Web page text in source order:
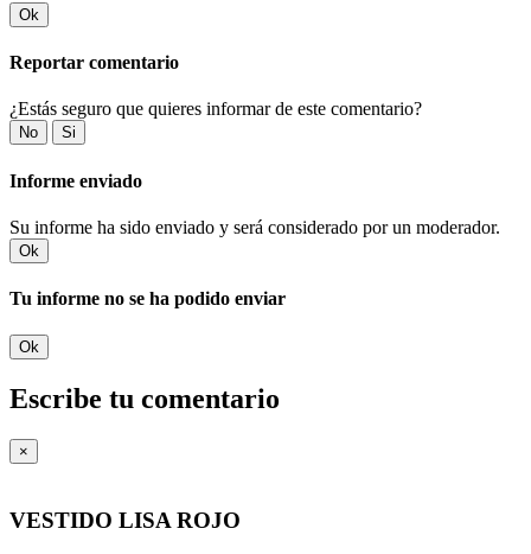
Ok
Reportar comentario
¿Estás seguro que quieres informar de este comentario?
No Si
Informe enviado
Su informe ha sido enviado y será considerado por un moderador.
Ok
Tu informe no se ha podido enviar
Ok
Escribe tu comentario
×
VESTIDO LISA ROJO